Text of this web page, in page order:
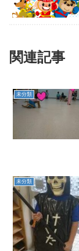
関連記事
未分類
未分類